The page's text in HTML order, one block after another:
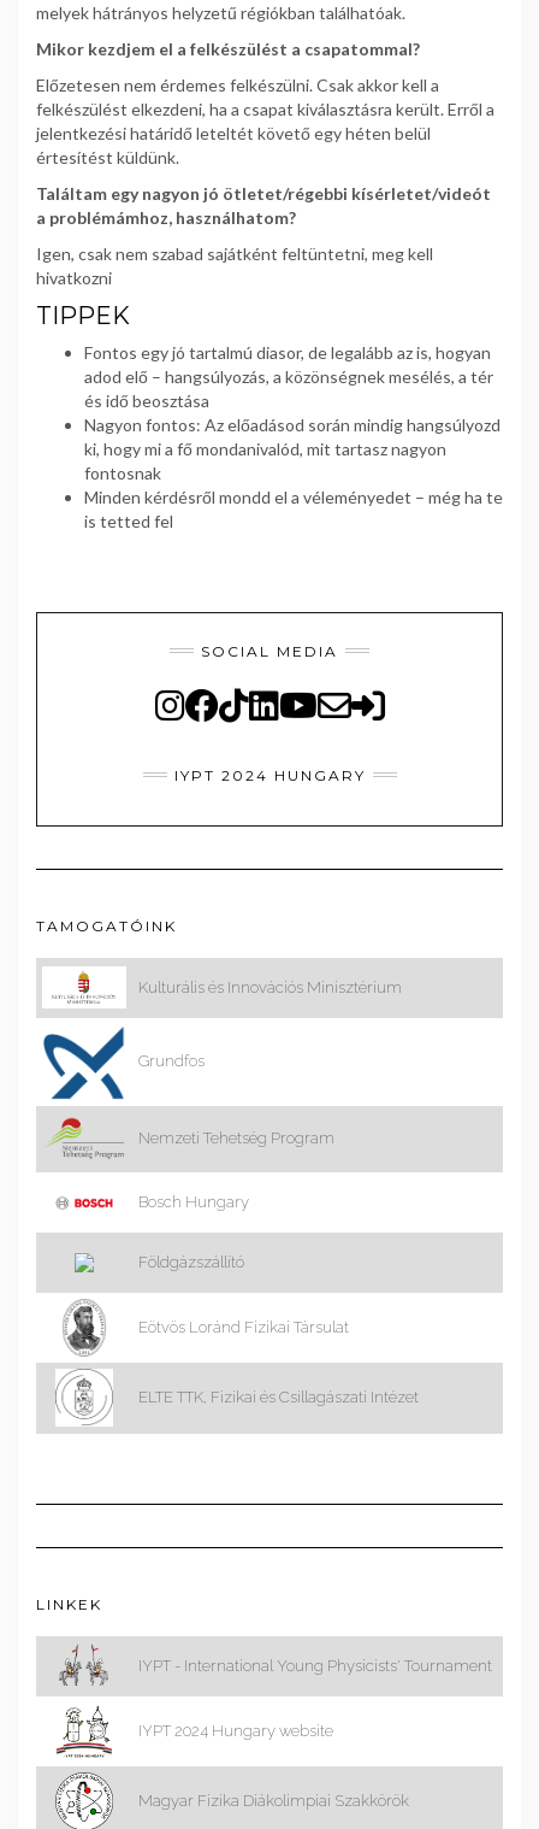
melyek hátrányos helyzetű régiókban találhatóak.
Mikor kezdjem el a felkészülést a csapatommal?
Előzetesen nem érdemes felkészülni. Csak akkor kell a
felkészülést elkezdeni, ha a csapat kiválasztásra került. Erről a
jelentkezési határidő leteltét követő egy héten belül
értesítést küldünk.
Találtam egy nagyon jó ötletet/régebbi kísérletet/videót
a problémámhoz, használhatom?
Igen, csak nem szabad sajátként feltüntetni, meg kell
hivatkozni
TIPPEK
Fontos egy jó tartalmú diasor, de legalább az is, hogyan
adod elő – hangsúlyozás, a közönségnek mesélés, a tér
és idő beosztása
Nagyon fontos: Az előadásod során mindig hangsúlyozd
ki, hogy mi a fő mondanivalód, mit tartasz nagyon
fontosnak
Minden kérdésről mondd el a véleményedet – még ha te
is tetted fel
SOCIAL MEDIA
IYPT 2024 HUNGARY
TAMOGATÓINK
Kulturális és Innovációs Minisztérium
Grundfos
Nemzeti Tehetség Program
Bosch Hungary
Földgázszállító
Eötvös Loránd Fizikai Társulat
ELTE TTK, Fizikai és Csillagászati Intézet
LINKEK
IYPT - International Young Physicists' Tournament
IYPT 2024 Hungary website
Magyar Fizika Diákolimpiai Szakkörök